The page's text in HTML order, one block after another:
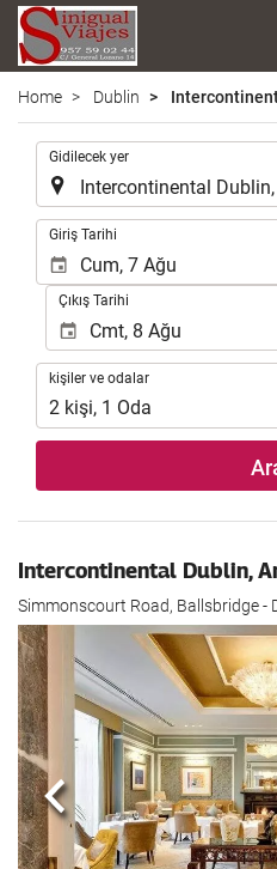
Home Dublin
Gidilecek yer
Giriş Tarihi
Çıkış Tarihi
kişiler
ve
odalar
kişiler ve odalar
2 kişi, 1 Oda
Intercontinental Dublin,
Simmonscourt Road, Ballsbridge -
Önceki